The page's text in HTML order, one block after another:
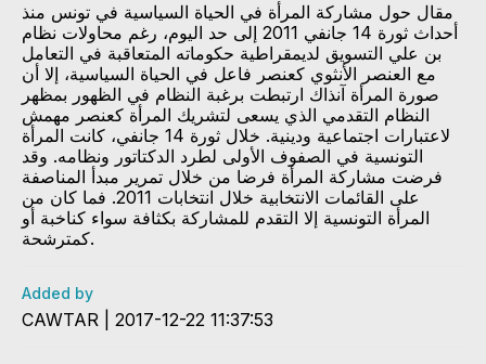
مقال حول مشاركة المرأة في الحياة السياسية في تونس منذ
أحداث ثورة 14 جانفي 2011 إلى حد اليوم، رغم محاولات نظام
بن علي التسويق لديمقراطية حكوماته المتعاقبة في التعامل
مع العنصر الأنثوي كعنصر فاعل في الحياة السياسية، إلا أن
صورة المرأة آنذاك ارتبطت برغبة النظام في الظهور بمظهر
النظام التقدمي الذي يسعى لتشريك المرأة كعنصر مهمش
لاعتبارات اجتماعية ودينية. خلال ثورة 14 جانفي، كانت المرأة
التونسية في الصفوف الأولى لطرد الدكتاتور ونظامه. وقد
فرضت مشاركة المرأة فرضا من خلال تمرير مبدأ المناصفة
على القائمات الانتخابية خلال انتخابات 2011. فما كان من
المرأة التونسية إلا التقدم للمشاركة بكثافة سواء كناخبة أو
كمترشحة.
Added by
CAWTAR | 2017-12-22 11:37:53